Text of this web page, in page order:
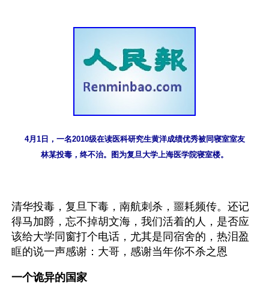
4月1日，一名2010级在读医科研究生黄洋成绩优秀被同寝室室友
林某投毒，终不治。图为复旦大学上海医学院寝室楼。
清华投毒，复旦下毒，南航刺杀，噩耗频传。还记
得马加爵，忘不掉胡文海，我们活着的人，是否应
该给大学同窗打个电话，尤其是同宿舍的，热泪盈
眶的说一声感谢：大哥，感谢当年你不杀之恩
一个诡异的国家